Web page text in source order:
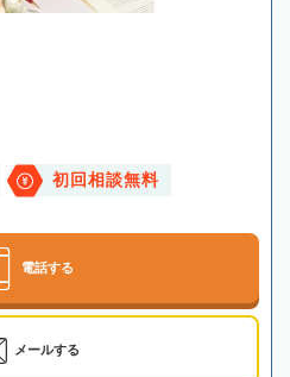
初回相談無料
電話する
メールする